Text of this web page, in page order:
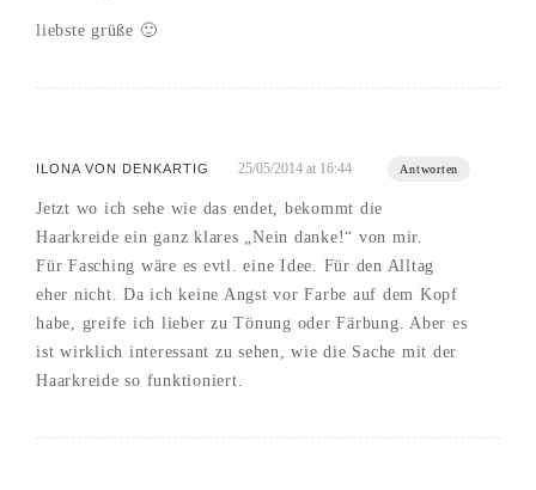
liebste grüße 🙂
ILONA VON DENKARTIG 25/05/2014 at 16:44 Antworten
Jetzt wo ich sehe wie das endet, bekommt die
Haarkreide ein ganz klares „Nein danke!“ von mir.
Für Fasching wäre es evtl. eine Idee. Für den Alltag
eher nicht. Da ich keine Angst vor Farbe auf dem Kopf
habe, greife ich lieber zu Tönung oder Färbung. Aber es
ist wirklich interessant zu sehen, wie die Sache mit der
Haarkreide so funktioniert.